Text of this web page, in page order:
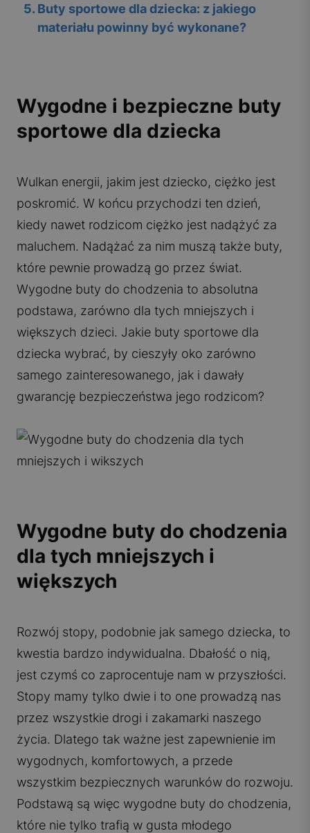
5. Buty sportowe dla dziecka: z jakiego
materiału powinny być wykonane?
Wygodne i bezpieczne buty
sportowe dla dziecka
Wulkan energii, jakim jest dziecko, ciężko jest
poskromić. W końcu przychodzi ten dzień,
kiedy nawet rodzicom ciężko jest nadążyć za
maluchem. Nadążać za nim muszą także buty,
które pewnie prowadzą go przez świat.
Wygodne buty do chodzenia to absolutna
podstawa, zarówno dla tych mniejszych i
większych dzieci. Jakie buty sportowe dla
dziecka wybrać, by cieszyły oko zarówno
samego zainteresowanego, jak i dawały
gwarancję bezpieczeństwa jego rodzicom?
Wygodne buty do chodzenia
dla tych mniejszych i
większych
Rozwój stopy, podobnie jak samego dziecka, to
kwestia bardzo indywidualna. Dbałość o nią,
jest czymś co zaprocentuje nam w przyszłości.
Stopy mamy tylko dwie i to one prowadzą nas
przez wszystkie drogi i zakamarki naszego
życia. Dlatego tak ważne jest zapewnienie im
wygodnych, komfortowych, a przede
wszystkim bezpiecznych warunków do rozwoju.
Podstawą są więc wygodne buty do chodzenia,
które nie tylko trafią w gusta młodego